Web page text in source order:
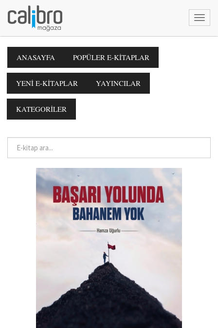
ANASAYFA POPÜLER E-KİTAPLAR
YENİ E-KİTAPLAR YAYINCILAR
KATEGORİLER